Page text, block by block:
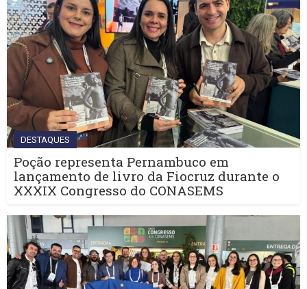
DESTAQUES
Poção representa Pernambuco em
lançamento de livro da Fiocruz durante o
XXXIX Congresso do CONASEMS